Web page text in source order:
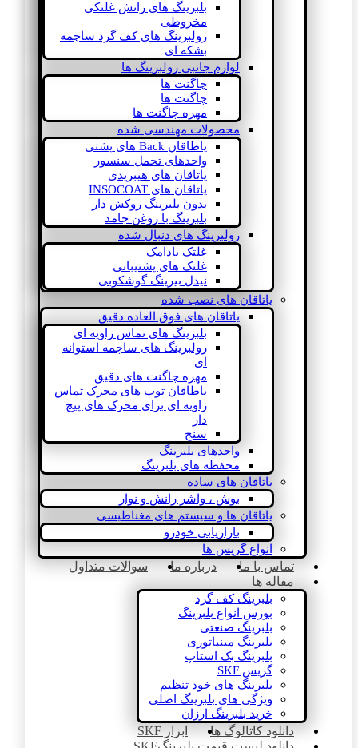
بلبرینگ های رانش غلتکی
مخروطی
رولبرینگ های کف گرد ساچمه
بشکه ای
لوازم جانبی رولبرینگ ها
چاگنت ها
چاگنت ها
مهره چاگنت ها
محصولات مهندسی شده
یاطاقان Back های پشتی
واحدهای تحمل سنسور
یاتاقان های هیبریدی
یاتاقان های INSOCOAT
بدون بلبرینگ روکش دار
بلبرینگ با روغن جامد
رولبرینگ های دنبال شده
غلتک بادامک
غلتک های پشتیبانی
نیدل بیرینگ گوشکوبی
یاتاقان های نصب شده
یاتاقان های فوق العاده دقیق
بلبرینگ های تماس زاویه ای
رولبرینگ های ساچمه استوانه
ای
مهره چاگنت های دقیق
یاطاقان توپ های محرک تماس
زاویه ای برای محرک های پیچ
دار
سنج
واحدهای بلبرینگ
محفظه های بلبرینگ
یاتاقان های ساده
بوش ، واشر رانش و نوار
یاتاقان ها و سیستم های مغناطیسی
بازاریابی خودرو
انواع گریس ها
تماس با ما درباره ما
سوالات متداول
مقاله ها
بلبرینگ کف گرد
بورس انواع بلبرینگ
بلبرینگ صنعتی
بلبرینگ مینیاتوری
بلبرینگ بک استاپ
گریس SKF
بلبرینگ های خود تنظیم
ویژگی های بلبرینگ اصلی
خرید بلبرینگ ارزان
دانلود کاتالوگ ها
ابزار SKF